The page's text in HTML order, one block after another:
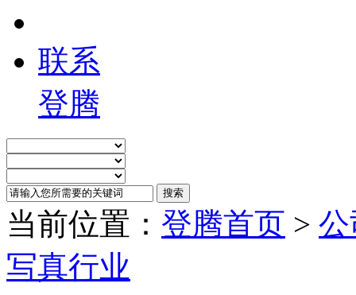
联系
登腾
当前位置： 登腾首页 >
写真行业